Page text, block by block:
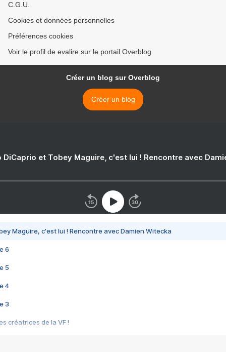
C.G.U.
Cookies et données personnelles
Préférences cookies
Voir le profil de evalire sur le portail Overblog
Créer un blog sur Overblog
Créer un blog
DiCaprio et Tobey Maguire, c'est lui ! Rencontre avec
Maguire, c'est lui ! Rencontre avec Damien Witecka
6
5
4
3
créatrices de la VF !